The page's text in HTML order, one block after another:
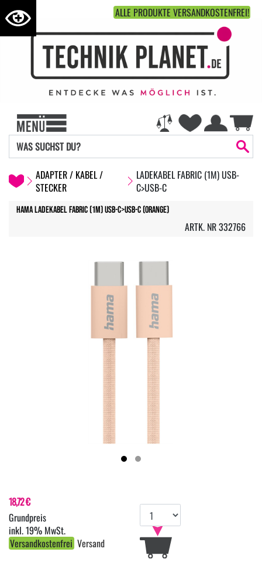
ALLE PRODUKTE VERSANDKOSTENFREI!
ADAPTER / KABEL /
STECKER
LADEKABEL FABRIC (1M) USB-
C>USB-C
Hama Ladekabel Fabric (1m) USB-C>USB-C (orange)
ARTK. NR 332766
18,72 €
inkl. 19% MwSt.
Versandkostenfrei Versand